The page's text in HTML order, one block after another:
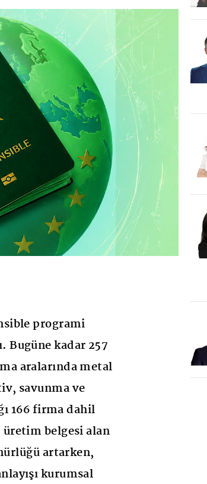
programi
Bugüne kadar 257
aralarında metal
savunma ve
166 firma dahil
belgesi alan
artarken,
kurumsal